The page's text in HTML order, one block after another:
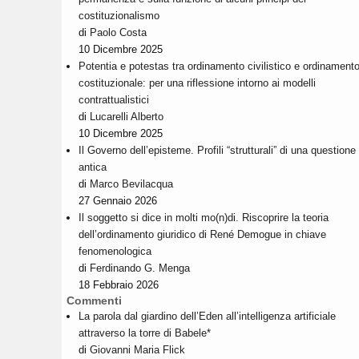
costituzionalismo
di Paolo Costa
10 Dicembre 2025
Potentia e potestas tra ordinamento civilistico e ordinamento
costituzionale: per una riflessione intorno ai modelli
contrattualistici
di
Lucarelli Alberto
10 Dicembre 2025
Il Governo dell’episteme. Profili “strutturali” di una questione
antica
di Marco Bevilacqua
27 Gennaio 2026
Il soggetto si dice in molti mo(n)di. Riscoprire la teoria
dell’ordinamento giuridico di René Demogue in chiave
fenomenologica
di Ferdinando G. Menga
18 Febbraio 2026
Commenti
La parola dal giardino dell’Eden all’intelligenza artificiale
attraverso la torre di Babele*
di Giovanni Maria Flick